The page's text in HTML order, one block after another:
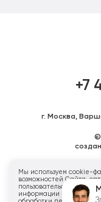
+7
г. Москва,
©
Мы используем cookie-
возможностей Сайта,
пользовательской
информации вы можете